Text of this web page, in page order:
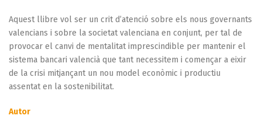
Aquest llibre vol ser un crit d’atenció sobre els nous governants
valencians i sobre la societat valenciana en conjunt, per tal de
provocar el canvi de mentalitat imprescindible per mantenir el
sistema bancari valencià que tant necessitem i començar a eixir
de la crisi mitjançant un nou model econòmic i productiu
assentat en la sostenibilitat.
Autor